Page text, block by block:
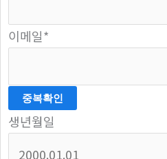
이메일*
중복확인
생년월일